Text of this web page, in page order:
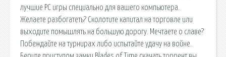
лучшие PC игры специально для вашего компьютера.
Желаете разбогатеть? Сколотите капитал на торговле или
выходите помышлять на большую дорогу. Мечтаете о славе?
Побеждайте на турнирах либо испытайте удачу на войне.